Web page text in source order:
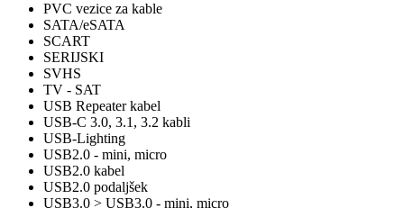
PVC vezice za kable
SATA/eSATA
SCART
SERIJSKI
SVHS
TV - SAT
USB Repeater kabel
USB-C 3.0, 3.1, 3.2 kabli
USB-Lighting
USB2.0 - mini, micro
USB2.0 kabel
USB2.0 podaljšek
USB3.0 > USB3.0 - mini, micro